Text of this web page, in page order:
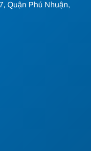
Quận Phú Nhuận,